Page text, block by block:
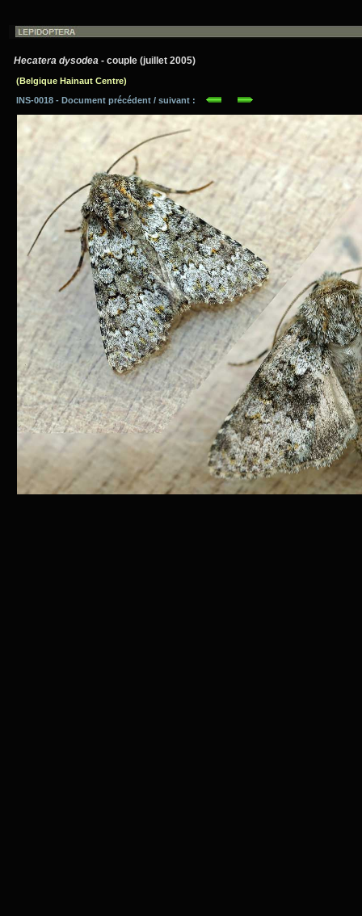
Hecatera dysodea - couple (juillet 2005)
(Belgique Hainaut Centre)
INS-0018 - Document précédent / suivant :